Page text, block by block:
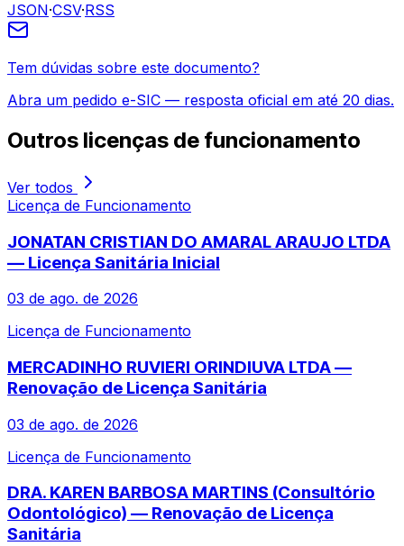
JSON·CSV·RSS
Tem dúvidas sobre este documento?
Abra um pedido e-SIC — resposta oficial em até 20 dias.
Outros licenças de funcionamento
Ver todos
Licença de Funcionamento
JONATAN CRISTIAN DO AMARAL ARAUJO LTDA
— Licença Sanitária Inicial
03 de ago. de 2026
Licença de Funcionamento
MERCADINHO RUVIERI ORINDIUVA LTDA —
Renovação de Licença Sanitária
03 de ago. de 2026
Licença de Funcionamento
DRA. KAREN BARBOSA MARTINS (Consultório
Odontológico) — Renovação de Licença
Sanitária